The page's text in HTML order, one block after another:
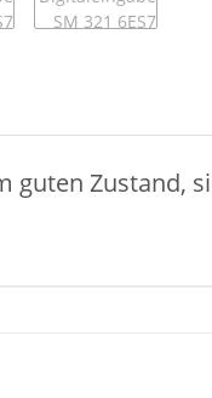
guten Zustand,